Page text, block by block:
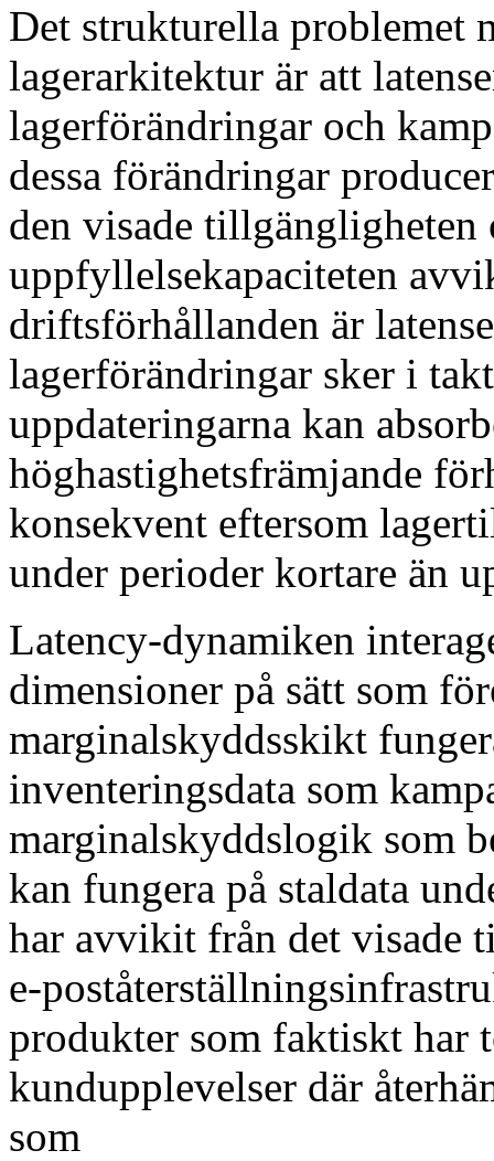
Det strukturella problemet
lagerarkitektur är att
lagerförändringar och
dessa förändringar
den visade tillgängligheten
uppfyllelsekapaciteten
driftsförhållanden är
lagerförändringar sker i
uppdateringarna kan
höghastighetsfrämjande
konsekvent eftersom
under perioder kortare än
Latency-dynamiken
dimensioner på sätt som
marginalskyddsskikt
inventeringsdata som
marginalskyddslogik som
kan fungera på staldata
har avvikit från det visade
e-
produkter som faktiskt har
kundupplevelser där
som